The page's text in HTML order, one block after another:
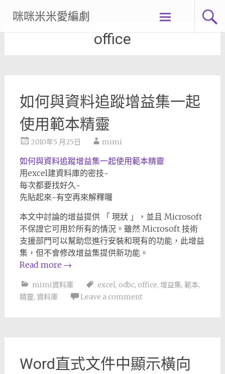
content
咪咪米米愛編劇
office
如何與資料追蹤增益集一起
使用範本精靈
2010年5 月25日 mimi
如何與資料追蹤增益集一起使用範本精靈
用excel建資料庫的密技~
每次都要找好久~
先貼起來~有空再來解釋囉
本文中討論的增益提供 「 現狀 」，並且 Microsoft
不保證它可用於所有的情況。雖然 Microsoft 技術
支援部門可以幫助您進行安裝和現有的功能，此增益
集，但不會修改增益集提供新功能。
Read more →
mimi資料庫 excel, odbc, office, 增益集, 範本,
精靈, 資料庫 Leave a comment
Word直式文件中顯示橫向